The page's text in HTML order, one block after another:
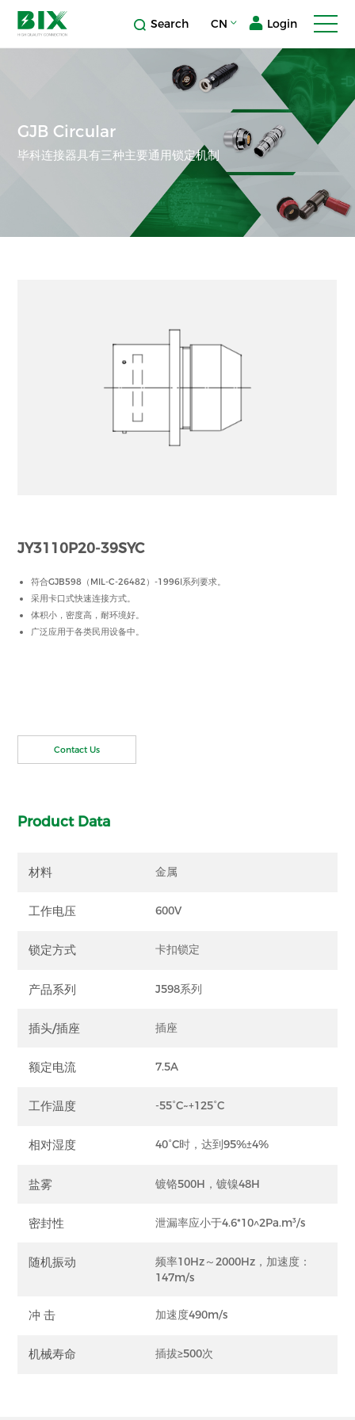
Search CN Login
GJB Circular
毕科连接器具有三种主要通用锁定机制
JY3110P20-39SYC
符合GJB598（MIL-C-26482）-1996Ⅰ系列要求。
采用卡口式快速连接方式。
体积小，密度高，耐环境好。
广泛应用于各类民用设备中。
Contact Us
Product Data
材料 金属
工作电压 600V
锁定方式 卡扣锁定
产品系列 J598系列
插头/插座 插座
额定电流 7.5A
工作温度 -55°C~+125°C
相对湿度 40°C时，达到95%±4%
盐雾 镀铬500H，镀镍48H
密封性 泄漏率应小于4.6*10^2Pa.m³/s
随机振动
频率10Hz～2000Hz，加速度：
147m/s
冲 击 加速度490m/s
机械寿命 插拔≥500次